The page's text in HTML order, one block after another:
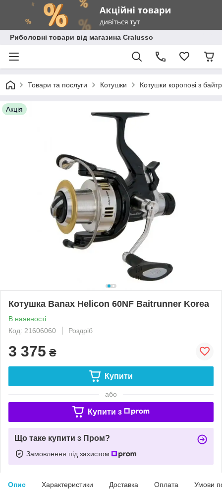
Риболовні товари від магазина Cralusso
Товари та послуги Котушки Котушки коропові з
Акція
Котушка Banax Helicon 60NF Baitrunner Korea
В наявності
Код: 21606060
Роздріб
3 375 ₴
Купити
або
Купити з
Що таке купити з Пром?
Замовлення під захистом
Опис Характеристики Доставка Оплата Умови